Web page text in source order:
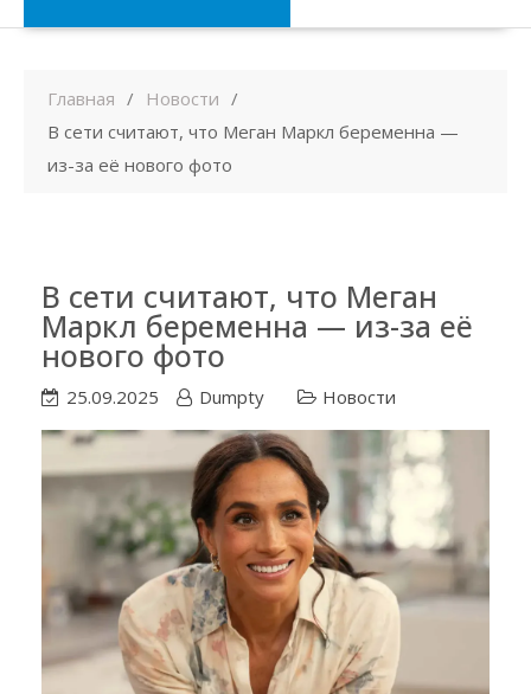
Главная
Новости
В сети считают, что Меган Маркл беременна —
из-за её нового фото
В сети считают, что Меган
Маркл беременна — из-за её
нового фото
25.09.2025 Dumpty Новости